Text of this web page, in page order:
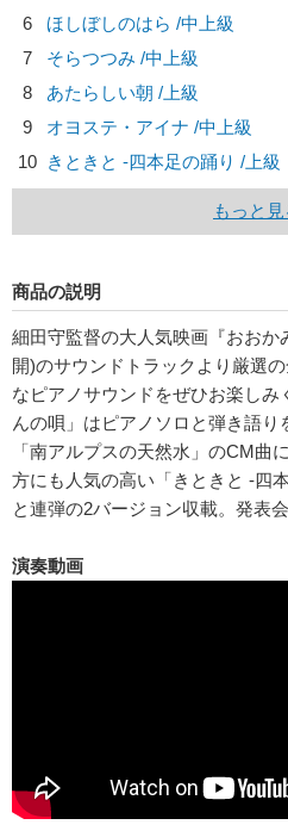
6
ほしぼしのはら /中上級
7
そらつつみ /中上級
8
あたらしい朝 /上級
9
オヨステ・アイナ /中上級
10 きときと -四本足の踊り /上級
もっと見
商品の説明
細田守監督の大人気映画『おおか
開)のサウンドトラックより厳選
なピアノサウンドをぜひお楽しみ
んの唄」はピアノソロと弾き語
「南アルプスの天然水」のCM曲
方にも人気の高い「きときと -四
と連弾の2バージョン収載。発表
演奏動画